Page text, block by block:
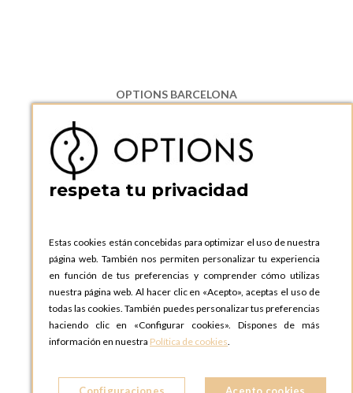
OPTIONS BARCELONA
08130 Santa Perpetua de Moguda, Barcelona
ESPAñA
Teléfono:
+34 935 724 041
OPTIONS BARCELONA SHOWROOM
ESPAñA
Teléfono:+34 935 724 041
OPTIONS MADRID
C. Lucio Emilio Cándido, 6,
28803 Alcalá de Henares, Madrid
ESPAñA
respeta tu privacidad
Estas cookies están concebidas para optimizar el uso de nuestra
página web. También nos permiten personalizar tu experiencia
en función de tus preferencias y comprender cómo utilizas
nuestra página web. Al hacer clic en «Acepto», aceptas el uso de
todas las cookies. También puedes personalizar tus preferencias
haciendo clic en «Configurar cookies». Dispones de más
información en nuestra Política de cookies.